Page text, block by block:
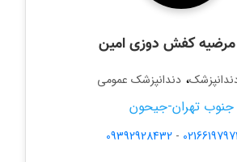
مرضیه کفش دوزی امین
، دندانپزشک عمومی
جنوب تهران-جیحون
-
09392928432